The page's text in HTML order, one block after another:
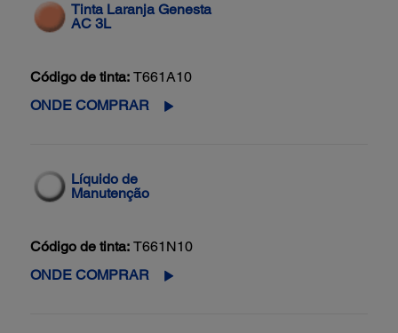
Tinta Laranja Genesta
AC 3L
Código de tinta: T661A10
ONDE COMPRAR
Líquido de
Manutenção
Código de tinta: T661N10
ONDE COMPRAR